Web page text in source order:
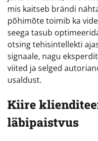
mis kaitseb brändi
põhimõte toimib ka
seega tasub
otsing tehisintellekti
signaale, nagu
viited ja selged
usaldust.
Kiire
läbipaistvus